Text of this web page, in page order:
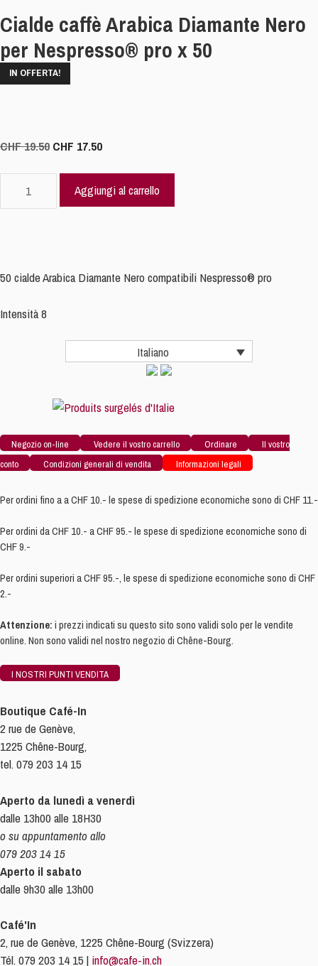
Cialde caffè Arabica Diamante Nero
per Nespresso® pro x 50
IN OFFERTA!
CHF19.50 Il
CHF 17.50Il
è:
Nespresso®
x
Aggiungi al carrello
50 cialde Arabica Diamante Nero compatibili Nespresso® pro
Intensità 8
Italiano
Negozio on-line Vedere il vostro carrello Ordinare
Il vostro
conto
Condizioni generali di vendita Informazioni legali
Per ordini fino a a CHF 10.- le spese di spedizione economiche sono di CHF 11.-
Per ordini da CHF 10.- a CHF 95.- le spese di spedizione economiche sono di
CHF 9.-
Per ordini superiori a CHF 95.-, le spese di spedizione economiche sono di CHF
2.-
Attenzione: i prezzi indicati su questo sito sono validi solo per le vendite
online. Non sono validi nel nostro negozio di Chêne-Bourg.
I NOSTRI PUNTI VENDITA
Boutique Café-In
2 rue de Genève,
1225 Chêne-Bourg,
tel. 079 203 14 15
Aperto da lunedì a venerdì
dalle 13h00 alle 18H30
o su appuntamento allo
079 203 14 15
Aperto il sabato
dalle 9h30 alle 13h00
Café'In
2, rue de Genève, 1225 Chêne-Bourg (Svizzera)
Tél. 079 203 14 15 | info@cafe-in.ch